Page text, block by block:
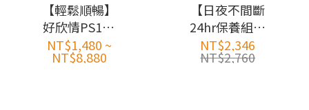
【輕鬆順暢】
好欣情PS128
快樂益生菌
(30入/盒)
NT$1,480 ~
NT$8,880
【日夜不間斷
24hr保養組】
好欣情 x1盒
+好益思 x1盒
NT$2,346
NT$2,760